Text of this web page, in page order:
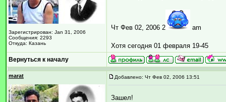
Зарегистрирован: Jan 31, 2006
Сообщения: 2293
Откуда: Казань
Чт Фев 02, 2006 2 am
Хотя сегодня 01 февраля 19-45
Вернуться к началу
marat Добавлено: Чт Фев 02, 2006 13:51
Зашел!